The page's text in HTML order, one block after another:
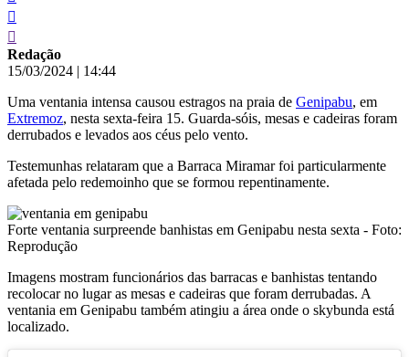
Redação
15/03/2024 | 14:44
Uma ventania intensa causou estragos na praia de Genipabu, em
Extremoz, nesta sexta-feira 15. Guarda-sóis, mesas e cadeiras foram
derrubados e levados aos céus pelo vento.
Testemunhas relataram que a Barraca Miramar foi particularmente
afetada pelo redemoinho que se formou repentinamente.
Forte ventania surpreende banhistas em Genipabu nesta sexta - Foto:
Reprodução
Imagens mostram funcionários das barracas e banhistas tentando
recolocar no lugar as mesas e cadeiras que foram derrubadas. A
ventania em Genipabu também atingiu a área onde o skybunda está
localizado.